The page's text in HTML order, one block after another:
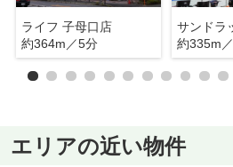
ライフ 子母口店
約364m／5分
サンドラ
約335m
エリアの近い物件